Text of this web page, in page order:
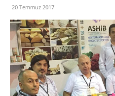
20 Temmuz 2017